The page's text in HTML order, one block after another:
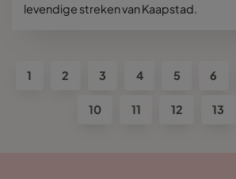
levendige streken van Kaapstad.
1 2 3 4 5 6
10 11 12 13